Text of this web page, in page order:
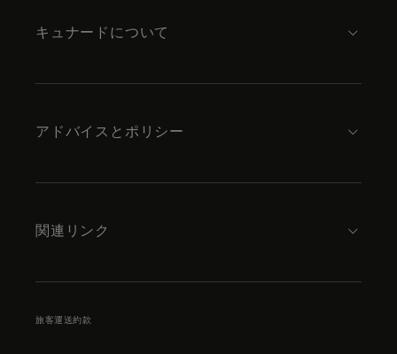
キュナードについて
アドバイスとポリシー
関連リンク
旅客運送約款